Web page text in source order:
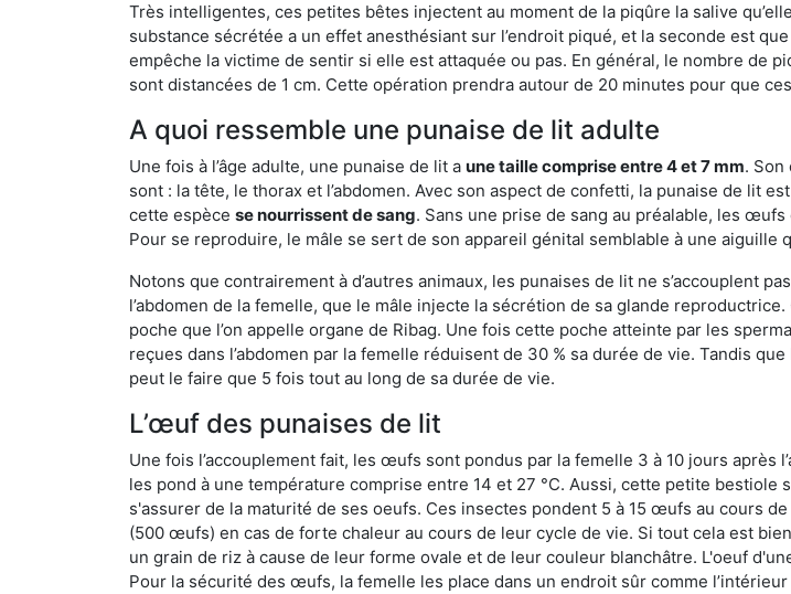
Très intelligentes, ces petites bêtes injectent au moment de la piqûre la salive
substance sécrétée a un effet anesthésiant sur l’endroit piqué, et la seconde est
empêche la victime de sentir si elle est attaquée ou pas. En général, le nombre de
sont distancées de 1 cm. Cette opération prendra autour de 20 minutes pour que
A quoi ressemble une punaise de lit adulte
Une fois à l’âge adulte, une punaise de lit a une taille comprise entre 4 et 7 mm. Son
sont : la tête, le thorax et l’abdomen. Avec son aspect de confetti, la punaise de lit
cette espèce se nourrissent de sang. Sans une prise de sang au préalable, les
Pour se reproduire, le mâle se sert de son appareil génital semblable à une aiguille
Notons que contrairement à d’autres animaux, les punaises de lit ne s’accouplent
l’abdomen de la femelle, que le mâle injecte la sécrétion de sa glande
poche que l’on appelle organe de Ribag. Une fois cette poche atteinte par les
reçues dans l’abdomen par la femelle réduisent de 30 % sa durée de vie. Tandis
peut le faire que 5 fois tout au long de sa durée de vie.
L’œuf des punaises de lit
Une fois l’accouplement fait, les œufs sont pondus par la femelle 3 à 10 jours
les pond à une température comprise entre 14 et 27 °C. Aussi, cette petite
s'assurer de la maturité de ses oeufs. Ces insectes pondent 5 à 15 œufs au cours
(500 œufs) en cas de forte chaleur au cours de leur cycle de vie. Si tout cela est
un grain de riz à cause de leur forme ovale et de leur couleur blanchâtre. L'oeuf
Pour la sécurité des œufs, la femelle les place dans un endroit sûr comme